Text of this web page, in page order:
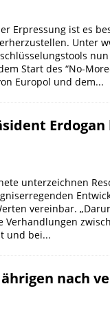
Erpressung ist es
Unter
Start des “No-
Europol und dem...
unterzeichnen
vereinbar.
Verhandlungen
und bei...
nach